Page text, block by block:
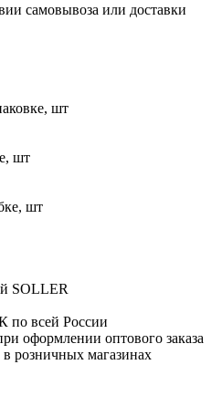
самовывоза или доставки
шт
шт
шт
SOLLER
по всей России
оформлении оптового заказа
в розничных магазинах